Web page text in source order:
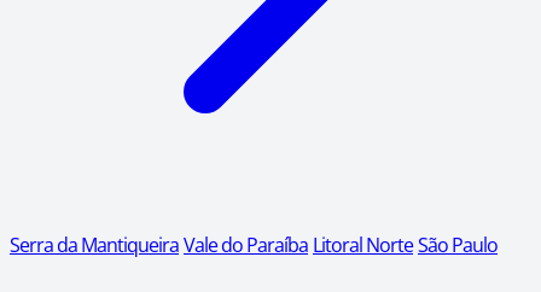
Serra da MantiqueiraVale do Paraíba Litoral NorteSão Paulo